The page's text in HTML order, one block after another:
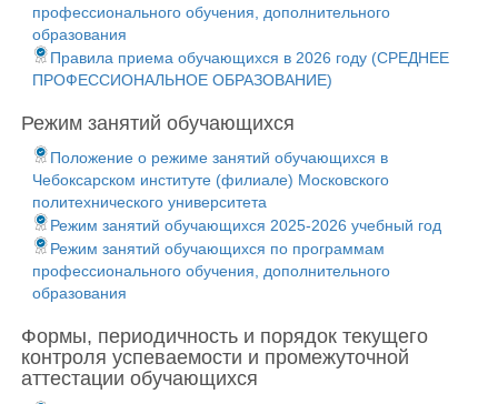
профессионального обучения, дополнительного
образования
Правила приема обучающихся в 2026 году (СРЕДНЕЕ
ПРОФЕССИОНАЛЬНОЕ ОБРАЗОВАНИЕ)
Режим занятий обучающихся
Положение о режиме занятий обучающихся в
Чебоксарском институте (филиале) Московского
политехнического университета
Режим занятий обучающихся 2025-2026 учебный год
Режим занятий обучающихся по программам
профессионального обучения, дополнительного
образования
Формы, периодичность и порядок текущего
контроля успеваемости и промежуточной
аттестации обучающихся